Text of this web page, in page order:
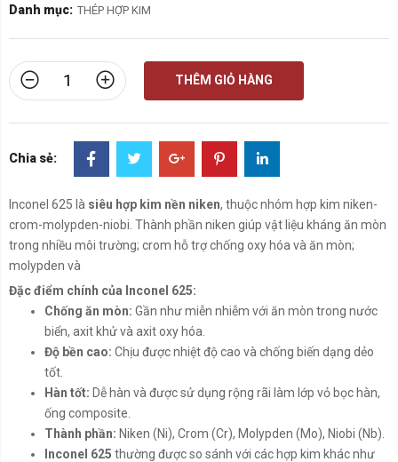
Danh mục: THÉP HỢP KIM
THÊM GIỎ HÀNG
Chia sẻ:
Inconel 625 là siêu hợp kim nền niken, thuộc nhóm hợp kim niken-
crom-molypden-niobi. Thành phần niken giúp vật liệu kháng ăn mòn
trong nhiều môi trường; crom hỗ trợ chống oxy hóa và ăn mòn;
molypden và
Đặc điểm chính của Inconel 625:
Chống ăn mòn: Gần như miễn nhiễm với ăn mòn trong nước
biển, axit khử và axit oxy hóa.
Độ bền cao: Chịu được nhiệt độ cao và chống biến dạng dẻo
tốt.
Hàn tốt: Dễ hàn và được sử dụng rộng rãi làm lớp vỏ bọc hàn,
ống composite.
Thành phần: Niken (Ni), Crom (Cr), Molypden (Mo), Niobi (Nb).
Inconel 625 thường được so sánh với các hợp kim khác như